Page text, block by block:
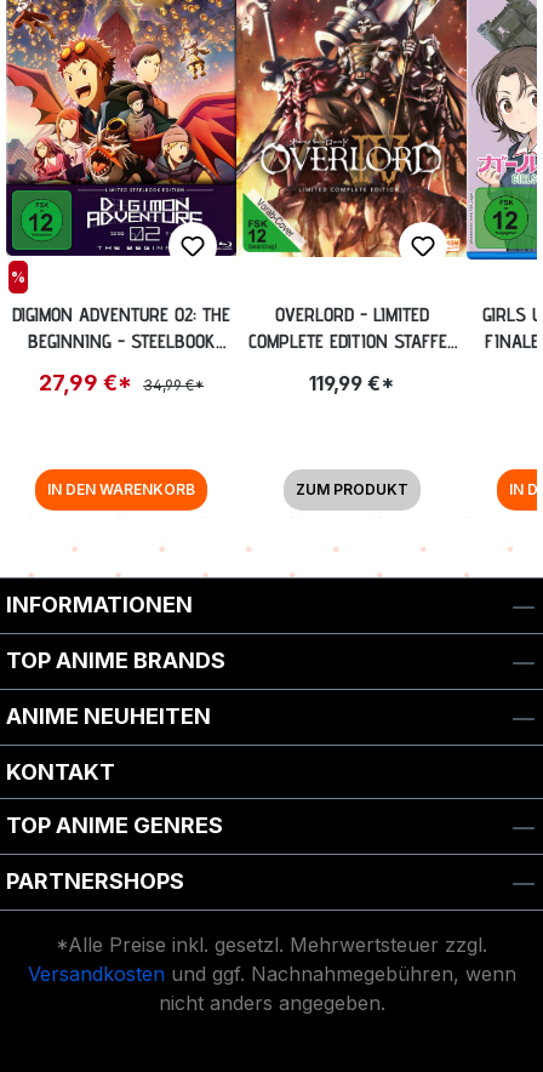
%
DIGIMON ADVENTURE 02: THE
BEGINNING - STEELBOOK
ANIME PLANET)
27,99 €* 34,99 €*
IN DEN WARENKORB
OVERLORD - LIMITED
COMPLETE EDITION STAFFEL
119,99 €*
ZUM PRODUKT
GIRLS
IN
INFORMATIONEN
TOP ANIME BRANDS
ANIME NEUHEITEN
KONTAKT
TOP ANIME GENRES
PARTNERSHOPS
*Alle Preise inkl. gesetzl. Mehrwertsteuer zzgl.
Versandkosten und ggf. Nachnahmegebühren, wenn
nicht anders angegeben.